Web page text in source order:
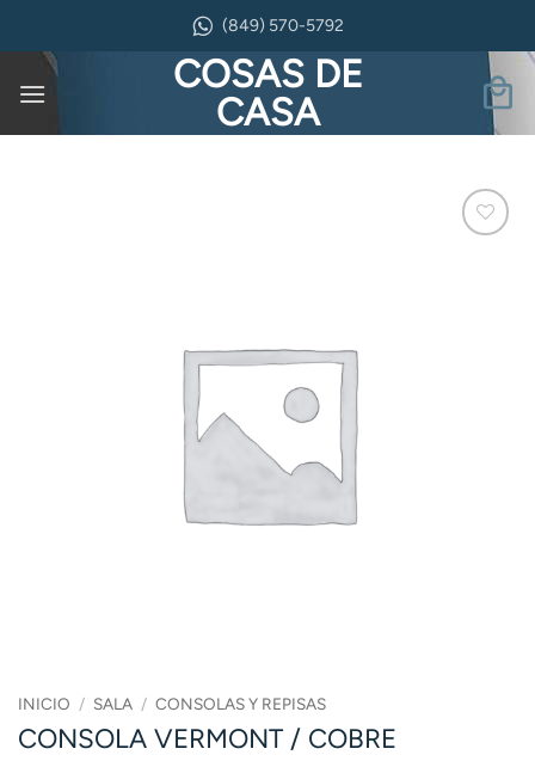
contenido
(849) 570-5792
COSAS DE
CASA
INICIO / SALA / CONSOLAS Y REPISAS
CONSOLA VERMONT / COBRE